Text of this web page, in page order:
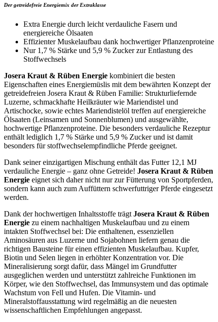
Der getreidefreie Energiemix der Extraklasse
Extra Energie durch leicht verdauliche Fasern und
energiereiche Ölsaaten
Effizienter Muskelaufbau dank hochwertiger Pflanzenproteine
Nur 1,7 % Stärke und 5,9 % Zucker zur Entlastung des
Stoffwechsels
Josera Kraut & Rüben Energie kombiniert die besten
Eigenschaften eines Energiemüslis mit dem bewährten Konzept der
getreidefreien Josera Kraut & Rüben Familie: Strukturliefernde
Luzerne, schmackhafte Heilkräuter wie Mariendistel und
Artischocke, sowie echtes Mariendistelöl treffen auf energiereiche
Ölsaaten (Leinsamen und Sonnenblumen) und ausgewählte,
hochwertige Pflanzenproteine. Die besonders verdauliche Rezeptur
enthält lediglich 1,7 % Stärke und 5,9 % Zucker und ist damit
besonders für stoffwechselempfindliche Pferde geeignet.
Dank seiner einzigartigen Mischung enthält das Futter 12,1 MJ
verdauliche Energie – ganz ohne Getreide! Josera Kraut & Rüben
Energie eignet sich daher nicht nur zur Fütterung von Sportpferden,
sondern kann auch zum Auffüttern schwerfuttriger Pferde eingesetzt
werden.
Dank der hochwertigen Inhaltsstoffe trägt Josera Kraut & Rüben
Energie zu einem nachhaltigen Muskelaufbau und zu einem
intakten Stoffwechsel bei: Die enthaltenen, essenziellen
Aminosäuren aus Luzerne und Sojabohnen liefern genau die
richtigen Bausteine für einen effizienten Muskelaufbau. Kupfer,
Biotin und Selen liegen in erhöhter Konzentration vor. Die
Mineralisierung sorgt dafür, dass Mängel im Grundfutter
ausgeglichen werden und unterstützt zahlreiche Funktionen im
Körper, wie den Stoffwechsel, das Immunsystem und das optimale
Wachstum von Fell und Hufen. Die Vitamin- und
Mineralstoffausstattung wird regelmäßig an die neuesten
wissenschaftlichen Empfehlungen angepasst.